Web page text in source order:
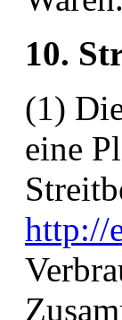
10.
(1)
eine
http://